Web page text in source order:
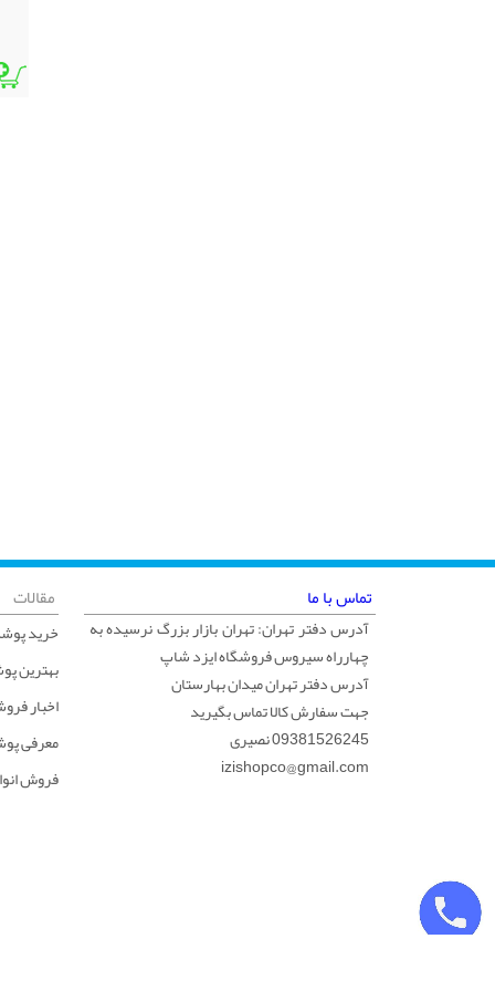
تماس با ما
آدرس دفتر تهران: تهران بازار بزرگ نرسیده به
چهارراه سیروس فروشگاه ایزد شاپ
آدرس دفتر تهران میدان بهارستان
جهت سفارش کالا تماس بگیرید
09381526245 نصیری
izishopco@gmail.com
مقالات
خرید
بهترین
اخبار
معرفی
فروش